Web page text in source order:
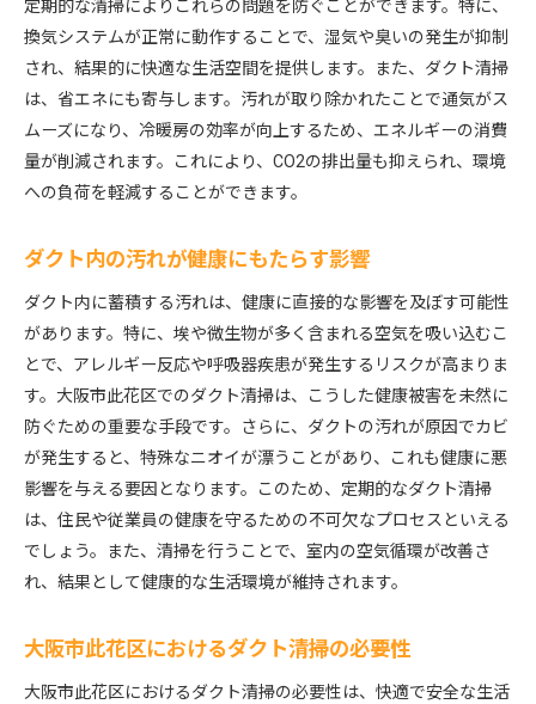
換気性能向上を目指す大阪市此花区のダクト清掃の実
際
換気効率を高めるための技術
大阪市此花区におけるダクト清掃の最新技術
地域の特性に合わせた換気システムの設計
ダクト清掃と火災予防の関係
火災リスクを低減するための具体的な方法
定期的なメンテナンスの重要性
清掃を怠った場合の火災事例
消防法令に基づくダクト清掃の必要性
異臭の発生原因とその対策
定期的な清掃によりこれらの問題を防ぐことができます。特に、
換気システムが正常に動作することで、湿気や臭いの発生が抑制
され、結果的に快適な生活空間を提供します。また、ダクト清掃
は、省エネにも寄与します。汚れが取り除かれたことで通気がス
ムーズになり、冷暖房の効率が向上するため、エネルギーの消費
量が削減されます。これにより、CO2の排出量も抑えられ、環境
への負荷を軽減することができます。
ダクト内の汚れが健康にもたらす影響
ダクト内に蓄積する汚れは、健康に直接的な影響を及ぼす可能性
があります。特に、埃や微生物が多く含まれる空気を吸い込むこ
とで、アレルギー反応や呼吸器疾患が発生するリスクが高まりま
す。大阪市此花区でのダクト清掃は、こうした健康被害を未然に
防ぐための重要な手段です。さらに、ダクトの汚れが原因でカビ
が発生すると、特殊なニオイが漂うことがあり、これも健康に悪
影響を与える要因となります。このため、定期的なダクト清掃
は、住民や従業員の健康を守るための不可欠なプロセスといえる
でしょう。また、清掃を行うことで、室内の空気循環が改善さ
れ、結果として健康的な生活環境が維持されます。
大阪市此花区におけるダクト清掃の必要性
大阪市此花区におけるダクト清掃の必要性は、快適で安全な生活